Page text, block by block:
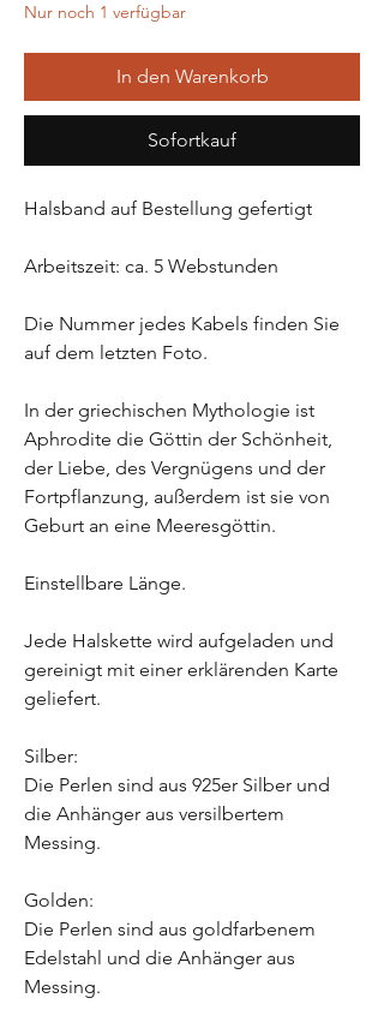
Nur noch 1 verfügbar
In den Warenkorb
Sofortkauf
Halsband auf Bestellung gefertigt
Arbeitszeit: ca. 5 Webstunden
Die Nummer jedes Kabels finden Sie
auf dem letzten Foto.
In der griechischen Mythologie ist
Aphrodite die Göttin der Schönheit,
der Liebe, des Vergnügens und der
Fortpflanzung, außerdem ist sie von
Geburt an eine Meeresgöttin.
Einstellbare Länge.
Jede Halskette wird aufgeladen und
gereinigt mit einer erklärenden Karte
geliefert.
Silber:
Die Perlen sind aus 925er Silber und
die Anhänger aus versilbertem
Messing.
Golden:
Die Perlen sind aus goldfarbenem
Edelstahl und die Anhänger aus
Messing.